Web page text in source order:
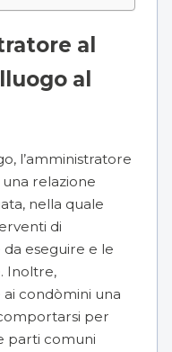
al
al
l’amministratore
relazione
nella quale
di
eseguire e le
Inoltre,
condòmini una
per
parti comuni